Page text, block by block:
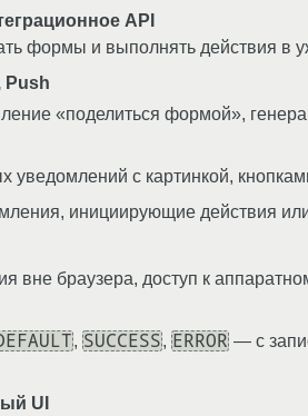
API
формы и выполнять действия в
Push
«поделиться формой»,
уведомлений с картинкой,
инициирующие действия
вне браузера, доступ к
, SUCCESS, ERROR — с
UI